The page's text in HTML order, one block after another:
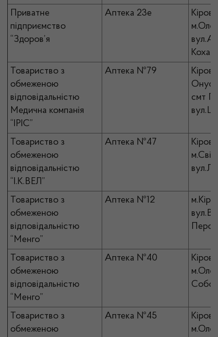
Приватне
підприємство
“Здоров’я
Аптека 23е
Товариство з
обмеженою
відповідальністю
Медична компанія
“ІРІС”
Аптека №79
смт
Товариство з
обмеженою
відповідальністю
“І.К.ВЕЛ”
Аптека №47
Товариство з
обмеженою
відповідальністю
“Менго”
Аптека №12
Товариство з
обмеженою
відповідальністю
“Менго”
Аптека №40
Товариство з
обмеженою
Аптека №45